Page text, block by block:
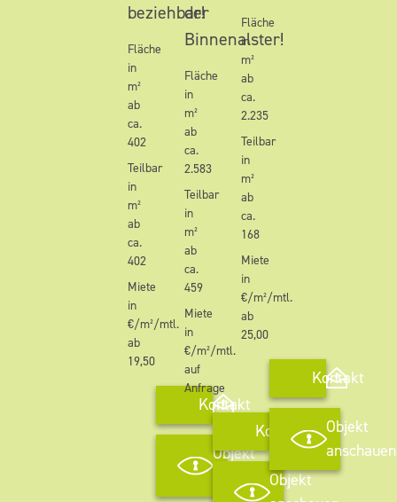
beziehbar!
Fläche
in
m²
ab
ca.
402
Teilbar
in
m²
ab
ca.
402
Miete
in
€/m²/mtl.
ab
19,50
Kontakt
Objekt
anschauen
der
Binnenalster!
Fläche
in
m²
ab
ca.
2.583
Teilbar
in
m²
ab
ca.
459
Miete
in
€/m²/mtl.
auf
Anfrage
Kontakt
Objekt
Fläche
in
m²
ab
ca.
2.235
Teilbar
in
m²
ab
ca.
168
Miete
in
€/m²/mtl.
ab
25,00
Kontakt
Objekt
anschauen